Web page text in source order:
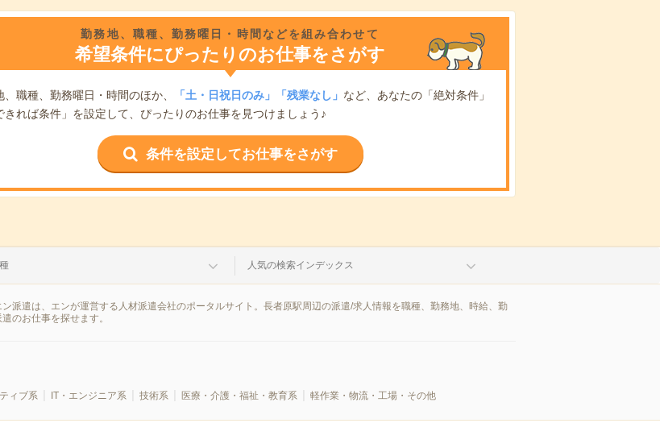
勤務地、職種、勤務曜日・時間などを組み合わせて
希望条件にぴったりのお仕事をさがす
、職種、勤務曜日・時間のほか、 「土・日祝日のみ」「残業なし」 など、あなたの「絶対条件」
きれば条件」を設定して、ぴったりのお仕事を見つけましょう♪
条件を設定してお仕事をさがす
人気の検索インデックス
派遣は、エンが運営する人材派遣会社のポータルサイト。長者原駅周辺の派遣/求人情報を職種、勤務地、時給、勤
のお仕事を探せます。
ィブ系 IT・エンジニア系 技術系 医療・介護・福祉・教育系 軽作業・物流・工場・その他